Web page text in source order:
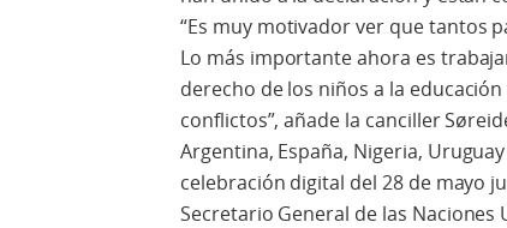
“Es muy motivador ver que tantos
Lo más importante ahora es
derecho de los niños a la
conflictos”, añade la canciller
Argentina, España, Nigeria,
celebración digital del 28 de mayo
Secretario General de las